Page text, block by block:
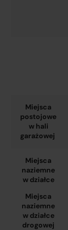
Miejsca
postojowe
w hali
garażowej
Miejsca
naziemne
w działce
Miejsca
naziemne
w działce
drogowej